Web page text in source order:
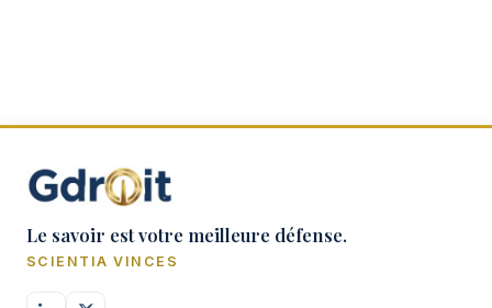
Le savoir est votre meilleure défense.
SCIENTIA VINCES